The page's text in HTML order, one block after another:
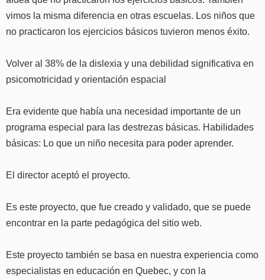
vimos la misma diferencia en otras escuelas. Los niños que
no practicaron los ejercicios básicos tuvieron menos éxito.
Volver al 38% de la dislexia y una debilidad significativa en
psicomotricidad y orientación espacial
Era evidente que había una necesidad importante de un
programa especial para las destrezas básicas. Habilidades
básicas: Lo que un niño necesita para poder aprender.
El director aceptó el proyecto.
Es este proyecto, que fue creado y validado, que se puede
encontrar en la parte pedagógica del sitio web.
Este proyecto también se basa en nuestra experiencia como
especialistas en educación en Quebec, y con la